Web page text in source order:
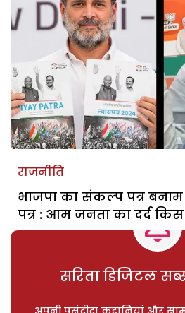
राजनीति
भाजपा का संकल्प पत्र
पत्र : आम जनता का दर्द
सरिता डिजिटल